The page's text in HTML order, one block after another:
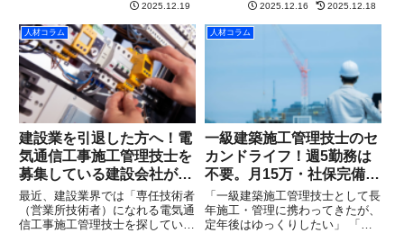
（以下、経管）”として強く求め
られています。建設業界では、若
手よりも“経営経験のあるシニア
人材”が不足しているのが現...
2025.12.19
書士事務所にも、有資格者が引退
してしまった有資格者が見つから
ず建設業許可が取れない許可更新
2025.12.16 2025.12.18
人材コラム
建設業を引退した方へ！電
気通信工事施工管理技士を
募集している建設会社が増
えています
最近、建設業界では「専任技術者
（営業所技術者）になれる電気通
信工事施工管理技士を探してい
人材コラム
一級建築施工管理技士のセ
カンドライフ！週5勤務は
不要。月15万・社保完備で
働く方法
​「一級建築施工管理技士として長
年施工・管理に携わってきたが、
定年後はゆっくりしたい」 「し